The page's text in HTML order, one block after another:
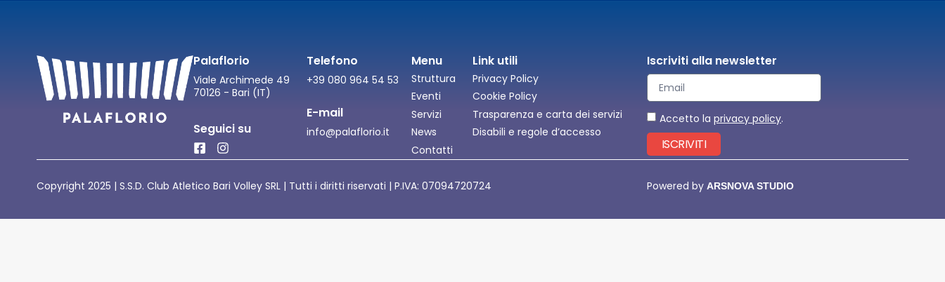
Palaflorio
Viale Archimede 49
70126 - Bari (IT)
Seguici su
Telefono
+39 080 964 54 53
E-mail
info@palaflorio.it
Menu
Struttura
Eventi
Servizi
News
Contatti
Link utili
Privacy Policy
Cookie Policy
Trasparenza e carta dei servizi
Disabili e regole d’accesso
Iscriviti alla newsletter
Accetto la privacy policy.
ISCRIVITI
Copyright 2025 | S.S.D. Club Atletico Bari Volley SRL | Tutti i diritti riservati | P.IVA: 07094720724 Powered by ARSNOVA STUDIO